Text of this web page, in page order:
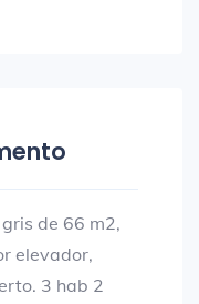
de 66 m2,
elevador,
3 hab 2